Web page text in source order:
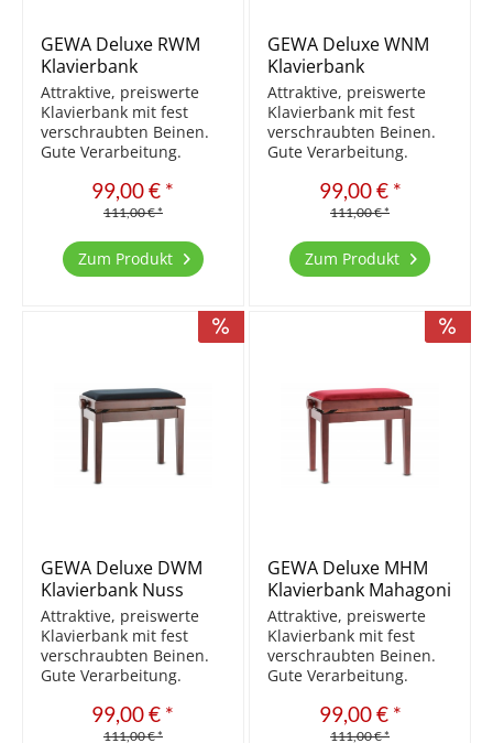
GEWA Deluxe RWM
Klavierbank
Rosenholz
matt/Schwarz
Attraktive, preiswerte
Klavierbank mit fest
verschraubten Beinen.
Gute Verarbeitung.
preiswerten Bänke.
Massivholz Sitzfläche
M10 Schraubdübel mit
Gestell fixiert stufenlos
99,00 € *
111,00 € *
Zum Produkt
GEWA Deluxe WNM
Klavierbank
Nussbaum
matt/Schwarz
Attraktive, preiswerte
Klavierbank mit fest
verschraubten Beinen.
Gute Verarbeitung.
preiswerten Bänke.
Massivholz Sitzfläche
Schraubdübel mit
Gestell fixiert stufenlos
99,00 € *
111,00 € *
Zum Produkt
GEWA Deluxe DWM
Klavierbank Nuss
dunkel matt/Schwarz
Attraktive, preiswerte
Klavierbank mit fest
verschraubten Beinen.
Gute Verarbeitung.
preiswerten Bänke.
Massivholz Sitzfläche
99,00 € *
111,00 € *
GEWA Deluxe MHM
Klavierbank Mahagoni
matt/Bordeaux
Attraktive, preiswerte
Klavierbank mit fest
verschraubten Beinen.
Gute Verarbeitung.
preiswerten Bänke.
Massivholz Sitzfläche
99,00 € *
111,00 € *